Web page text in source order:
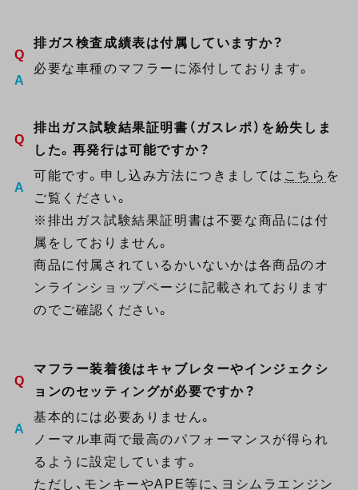
排ガス検査成績表は付属していますか？
必要な車種のマフラーに添付しております。
排出ガス試験結果証明書（ガスレポ）を紛失しま
した。再発行は可能ですか？
可能です。申し込み方法につきましては こちら を
ご覧ください。
※排出ガス試験結果証明書は不要な商品には付
属をしておりません。
商品に付属されているかいないかは各商品のオ
ンラインショップページに記載されております
のでご確認ください。
マフラー装着後はキャブレターやインジェクシ
ョンのセッティングが必要ですか？
基本的には必要ありません。
ノーマル車両で最高のパフォーマンスが得られ
るように設定しています。
ただし、モンキーやAPE等に、ヨシムラエンジン